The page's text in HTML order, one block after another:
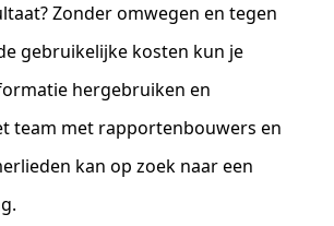
Zonder omwegen en tegen
gebruikelijke kosten kun je
hergebruiken en
team met rapportenbouwers en
kan op zoek naar een